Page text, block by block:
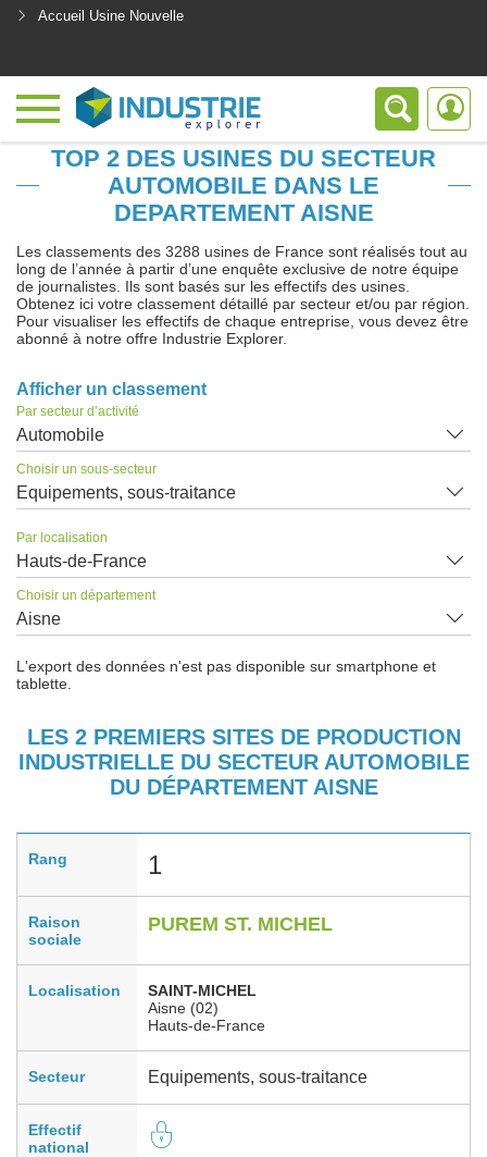
Accueil Usine Nouvelle
TOP 2 DES USINES DU SECTEUR
AUTOMOBILE DANS LE
DEPARTEMENT AISNE
Les classements des 3288 usines de France sont réalisés tout au
long de l’année à partir d’une enquête exclusive de notre équipe
de journalistes. Ils sont basés sur les effectifs des usines.
Obtenez ici votre classement détaillé par secteur et/ou par région.
Pour visualiser les effectifs de chaque entreprise, vous devez être
abonné à notre offre Industrie Explorer.
Afficher un classement
Par secteur d’activité
Automobile
Choisir un sous-secteur
Equipements, sous-traitance
Par localisation
Hauts-de-France
Choisir un département
Aisne
L'export des données n'est pas disponible sur smartphone et
tablette.
LES 2 PREMIERS SITES DE PRODUCTION
INDUSTRIELLE DU SECTEUR AUTOMOBILE
DU DÉPARTEMENT AISNE
Rang 1
Raison
sociale
PUREM ST. MICHEL
Localisation
SAINT-MICHEL
Aisne (02)
Hauts-de-France
Secteur Equipements, sous-traitance
Effectif
national